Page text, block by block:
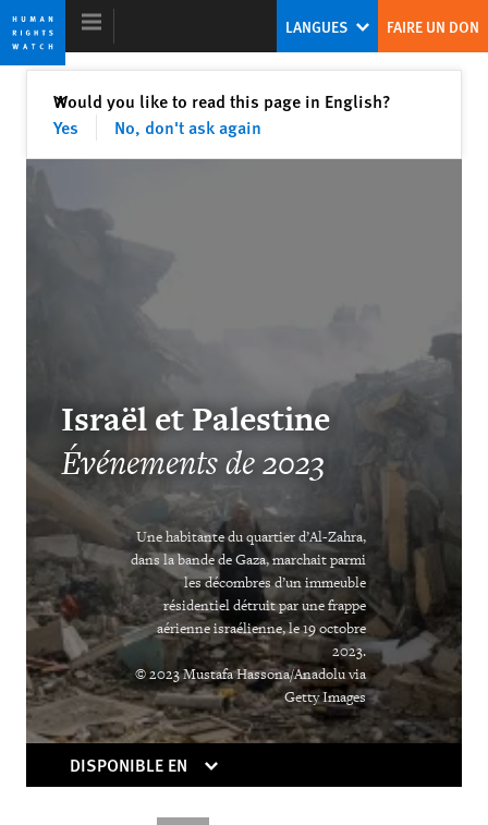
Skip
to
cookie
privacy
Skip
to
main
content
Rapport mondial 2024
Le système des droits humains menacé
: un appel à l’action
LANGUES FAIRE UN DON
Would you like to read this page in English?
Yes
No, don't ask again
✕Fermer
Israël et Palestine
Événements de 2023
Une habitante du quartier d’Al-Zahra,
dans la bande de Gaza, marchait parmi
les décombres d’un immeuble
résidentiel détruit par une frappe
aérienne israélienne, le 19 octobre
2023.
© 2023 Mustafa Hassona/Anadolu via
Getty Images
DISPONIBLE EN